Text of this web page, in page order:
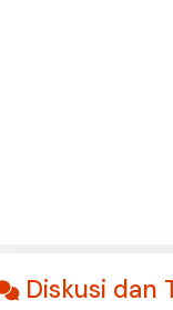
Diskusi dan